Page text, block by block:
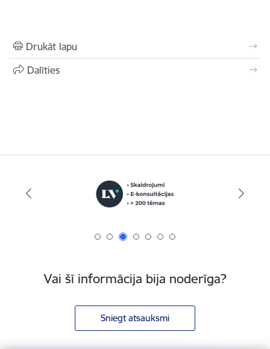
Drukāt lapu
Dalīties
Vai šī informācija bija noderīga?
Sniegt atsauksmi